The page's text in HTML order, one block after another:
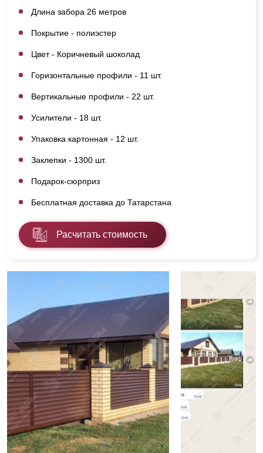
Длина забора 26 метров
Покрытие - полиэстер
Цвет - Коричневый шоколад
Горизонтальные профили - 11 шт.
Вертикальные профили - 22 шт.
Усилители - 18 шт.
Упаковка картонная - 12 шт.
Заклепки - 1300 шт.
Подарок-сюрприз
Бесплатная доставка до Татарстана
Расчитать стоимость